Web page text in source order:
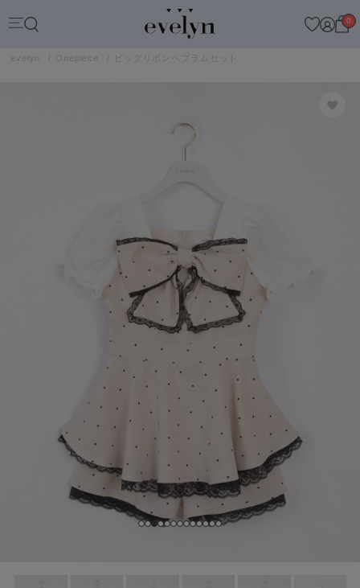
0
evelyn Onepiece ビッグリボンペプラムセット